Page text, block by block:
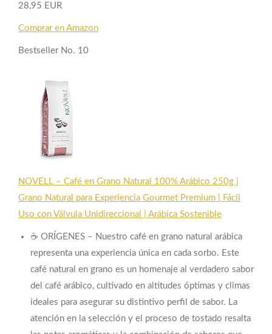
28,95 EUR
Comprar en Amazon
Bestseller No. 10
NOVELL – Café en Grano Natural 100% Arábico 250g |
Grano Natural para Experiencia Gourmet Premium | Fácil
Uso con Válvula Unidireccional | Arábica Sostenible
☕ ORÍGENES – Nuestro café en grano natural arábica
representa una experiencia única en cada sorbo. Este
café natural en grano es un homenaje al verdadero sabor
del café arábico, cultivado en altitudes óptimas y climas
ideales para asegurar su distintivo perfil de sabor. La
atención en la selección y el proceso de tostado resalta